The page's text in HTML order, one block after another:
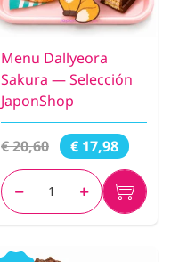
Menu Dallyeora
Sakura — Selección
JaponShop
€ 20,60 € 17,98